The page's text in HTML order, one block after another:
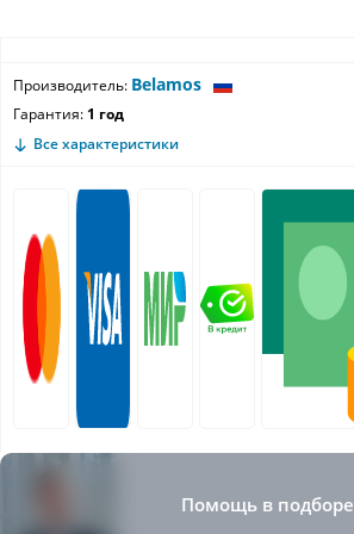
Производитель: Belamos
Гарантия: 1 год
Все характеристики
Помощь в подборе